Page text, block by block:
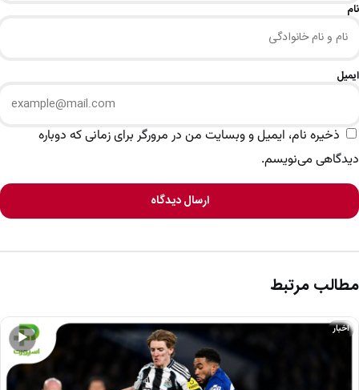
نام
ایمیل
ذخیره نام، ایمیل و وبسایت من در مرورگر برای زمانی که دوباره
دیدگاهی می‌نویسم.
ارسال دیدگاه
مطالب مرتبط
▶
اخبار